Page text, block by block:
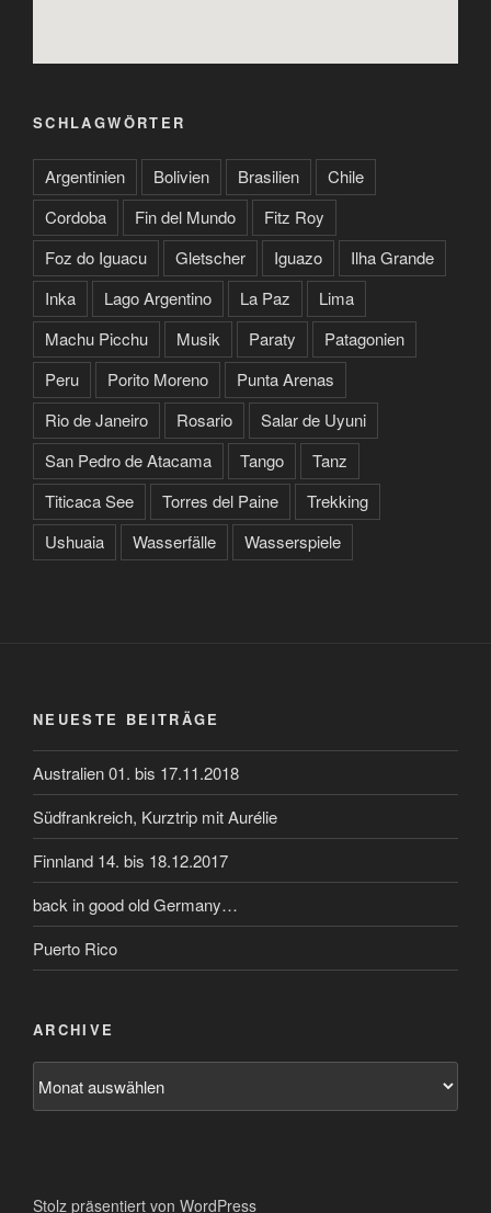
SCHLAGWÖRTER
Argentinien Bolivien Brasilien
Chile
Cordoba
Fin del Mundo
Fitz Roy
Foz do Iguacu
Gletscher Iguazo
Ilha Grande
Inka
Lago Argentino La Paz
Lima
Machu Picchu
Musik Paraty
Patagonien
Peru
Porito Moreno
Punta Arenas
Rio de Janeiro
Rosario
Salar de Uyuni
San Pedro de Atacama
Tango
Tanz
Titicaca See
Torres del Paine
Trekking
Ushuaia
Wasserfälle Wasserspiele
NEUESTE BEITRÄGE
Australien 01. bis 17.11.2018
Südfrankreich, Kurztrip mit Aurélie
Finnland 14. bis 18.12.2017
back in good old Germany…
Puerto Rico
ARCHIVE
Stolz präsentiert von WordPress